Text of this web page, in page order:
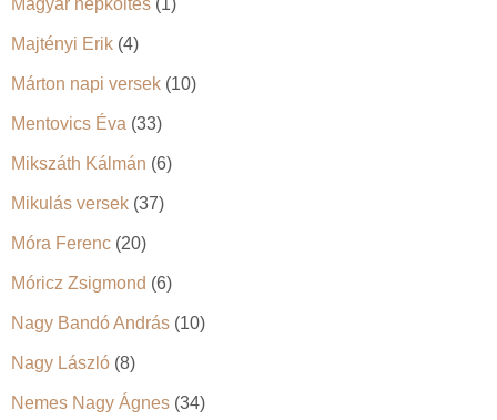
Majtényi Erik (4)
Márton napi versek (10)
Mentovics Éva (33)
Mikszáth Kálmán (6)
Mikulás versek (37)
Móra Ferenc (20)
Móricz Zsigmond (6)
Nagy Bandó András (10)
Nagy László (8)
Nemes Nagy Ágnes (34)